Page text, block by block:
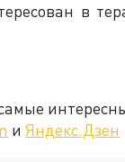
в
и Яндекс.Дзен